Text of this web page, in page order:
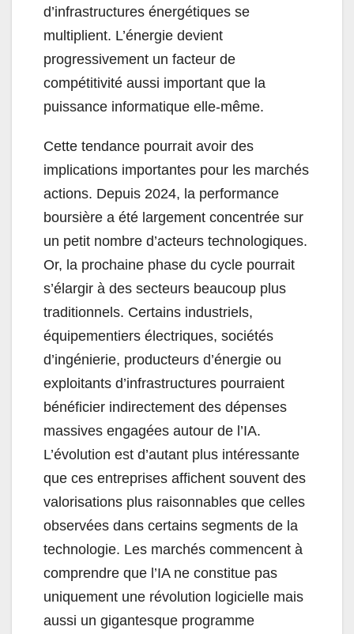
d’infrastructures énergétiques se
multiplient. L’énergie devient
progressivement un facteur de
compétitivité aussi important que la
puissance informatique elle-même.
Cette tendance pourrait avoir des
implications importantes pour les marchés
actions. Depuis 2024, la performance
boursière a été largement concentrée sur
un petit nombre d’acteurs technologiques.
Or, la prochaine phase du cycle pourrait
s’élargir à des secteurs beaucoup plus
traditionnels. Certains industriels,
équipementiers électriques, sociétés
d’ingénierie, producteurs d’énergie ou
exploitants d’infrastructures pourraient
bénéficier indirectement des dépenses
massives engagées autour de l’IA.
L’évolution est d’autant plus intéressante
que ces entreprises affichent souvent des
valorisations plus raisonnables que celles
observées dans certains segments de la
technologie. Les marchés commencent à
comprendre que l’IA ne constitue pas
uniquement une révolution logicielle mais
aussi un gigantesque programme